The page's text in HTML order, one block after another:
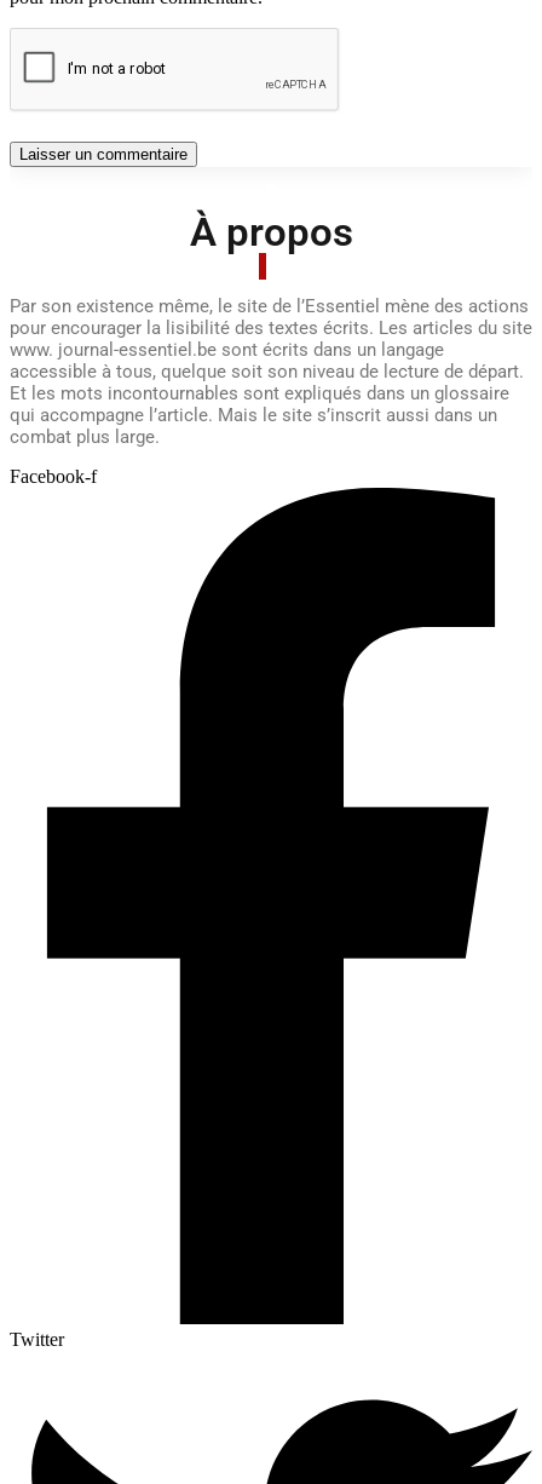
À propos
Par son existence même, le site de l’Essentiel mène des actions
pour encourager la lisibilité des textes écrits. Les articles du site
www. journal-essentiel.be sont écrits dans un langage
accessible à tous, quelque soit son niveau de lecture de départ.
Et les mots incontournables sont expliqués dans un glossaire
qui accompagne l’article. Mais le site s’inscrit aussi dans un
combat plus large.
Facebook-f
Twitter